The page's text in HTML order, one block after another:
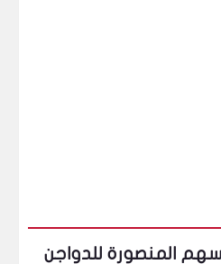
المنصورة للدواجن